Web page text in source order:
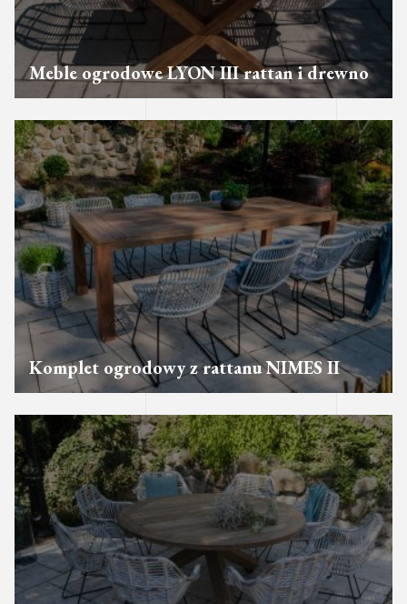
Meble ogrodowe LYON III rattan i drewno
Komplet ogrodowy z rattanu NIMES II